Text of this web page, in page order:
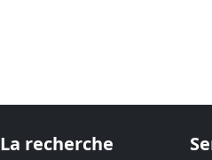
La recherche